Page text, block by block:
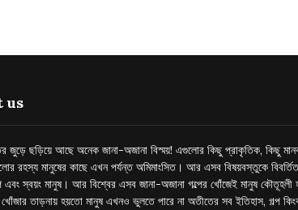
us
জুড়ে ছড়িয়ে আছে অনেক জানা-অজানা বিস্ময়! এগুলোর কিছু প্রাকৃতিক, কিছু
রহস্য মানুষের কাছে এখন পর্যন্ত অমিমাংসিত। আর এসব বিষয়বস্তুকে
এবং স্বয়ং মানুষ। আর বিশ্বের এসব জানা-অজানা গল্পের খোঁজেই মানুষ
তাড়নায় হয়তো মানুষ এখনও ভুলতে পারে না অতীতের সব ইতিহাস, গল্প